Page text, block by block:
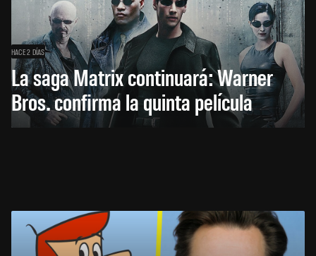
HACE 2 DÍAS
La saga Matrix continuará: Warner
Bros. confirma la quinta película